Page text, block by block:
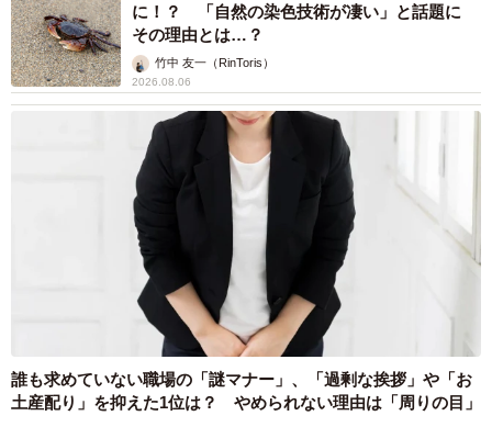
に！？ 「自然の染色技術が凄い」と話題に
その理由とは…？
竹中 友一（RinToris）
2026.08.06
誰も求めていない職場の「謎マナー」、「過剰な挨拶」や「お
土産配り」を抑えた1位は？ やめられない理由は「周りの目」